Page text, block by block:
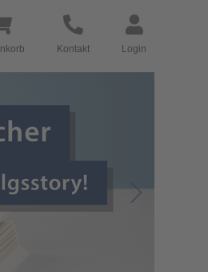
Kontakt Login
Go to Next